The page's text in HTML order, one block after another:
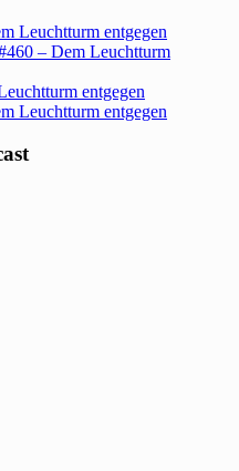
Leuchtturm entgegen
– Dem Leuchtturm
entgegen
Leuchtturm entgegen